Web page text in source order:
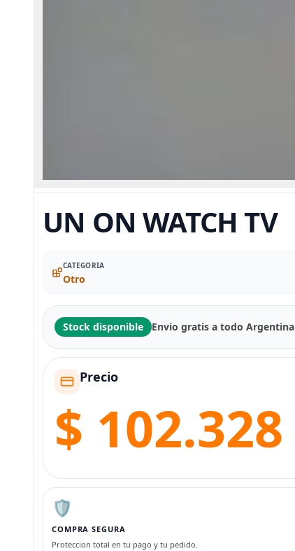
UN ON WATCH TV
CATEGORIA
Otro
Stock disponible Envio gratis a todo Argentina
Precio
$ 102.328
🛡️
COMPRA SEGURA
Proteccion total en tu pago y tu pedido.